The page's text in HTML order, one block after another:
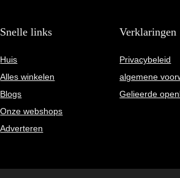
Snelle links
Huis
Alles winkelen
Blogs
Onze webshops
Adverteren
Verklaringen
Privacybeleid
algemene
Gelieerde